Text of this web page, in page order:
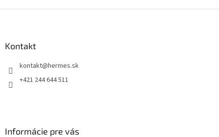
Kontakt
kontakt@hermes.sk
+421 244 644 511
Informácie pre vás